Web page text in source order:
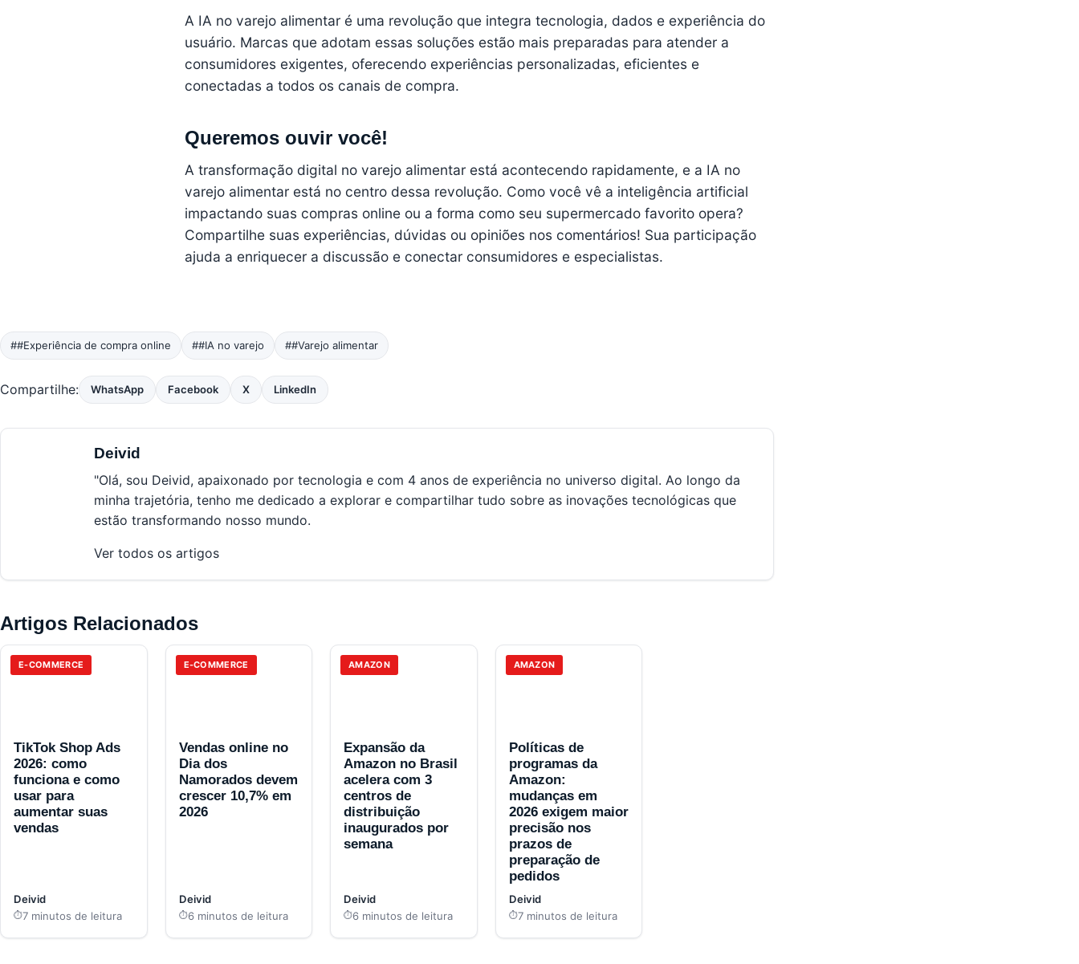
A IA no varejo alimentar é uma revolução que integra tecnologia, dados e experiência do
usuário. Marcas que adotam essas soluções estão mais preparadas para atender a
consumidores exigentes, oferecendo experiências personalizadas, eficientes e
conectadas a todos os canais de compra.
Queremos ouvir você!
A transformação digital no varejo alimentar está acontecendo rapidamente, e a IA no
varejo alimentar está no centro dessa revolução. Como você vê a inteligência artificial
impactando suas compras online ou a forma como seu supermercado favorito opera?
Compartilhe suas experiências, dúvidas ou opiniões nos comentários! Sua participação
ajuda a enriquecer a discussão e conectar consumidores e especialistas.
##Experiência de compra online ##IA no varejo ##Varejo alimentar
Compartilhe: WhatsApp Facebook X LinkedIn
Deivid
"Olá, sou Deivid, apaixonado por tecnologia e com 4 anos de experiência no universo digital. Ao longo da
minha trajetória, tenho me dedicado a explorar e compartilhar tudo sobre as inovações tecnológicas que
estão transformando nosso mundo.
Ver todos os artigos
Artigos Relacionados
E-COMMERCE
TikTok Shop Ads
2026: como
funciona e como
usar para
aumentar suas
vendas
Deivid
7 minutos de leitura
E-COMMERCE
Vendas online no
Dia dos
Namorados devem
crescer 10,7% em
2026
Deivid
6 minutos de leitura
AMAZON
Expansão da
Amazon no Brasil
acelera com 3
centros de
distribuição
inaugurados por
semana
Deivid
6 minutos de leitura
AMAZON
Políticas de
programas da
Amazon:
mudanças em
2026 exigem maior
precisão nos
prazos de
preparação de
pedidos
Deivid
7 minutos de leitura